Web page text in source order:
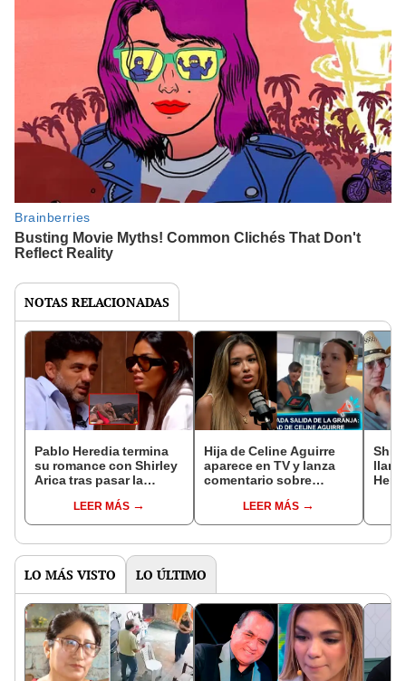
NOTAS RELACIONADAS
Pablo Heredia termina
su romance con Shirley
Arica tras pasar la
Chávarri: "Somos el
agua y el aceite"
LEER MÁS
Hija de Celine Aguirre
aparece en TV y lanza
comentario sobre
la universidad de EEG y
mi mamá a la
Psicología”
LEER MÁS
su
LO MÁS VISTO LO ÚLTIMO